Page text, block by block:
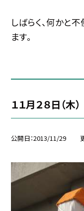
しばらく、何かと
ます。
１１月２８日（
公開日 2013/11/29